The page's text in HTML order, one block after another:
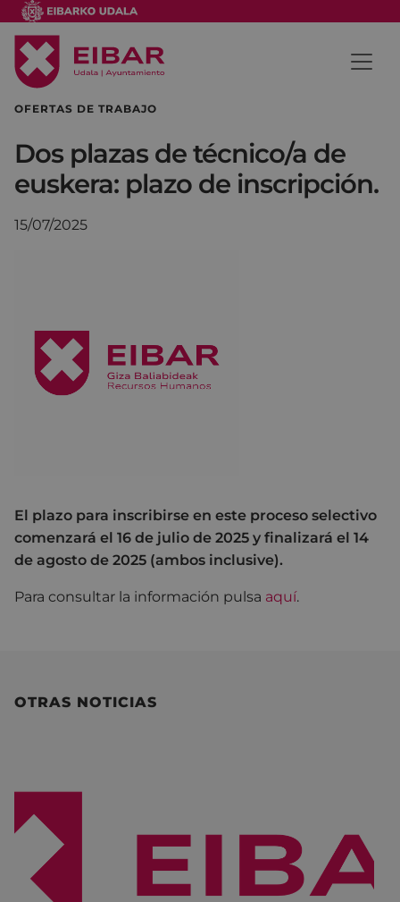
OFERTAS DE TRABAJO
Dos plazas de técnico/a de
euskera: plazo de inscripción.
15/07/2025
El plazo para inscribirse en este proceso selectivo
comenzará el 16 de julio de 2025 y finalizará el 14
de agosto de 2025 (ambos inclusive).
Para consultar la información pulsa aquí.
OTRAS NOTICIAS